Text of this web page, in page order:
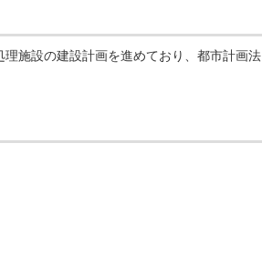
施設の建設計画を進めており、都市計画法